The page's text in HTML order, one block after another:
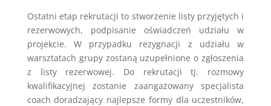
Ostatni etap rekrutacji to stworzenie listy przyjętych i
rezerwowych, podpisanie oświadczeń udziału w
projekcie. W przypadku rezygnacji z udziału w
warsztatach grupy zostaną uzupełnione o zgłoszenia
z listy rezerwowej. Do rekrutacji tj. rozmowy
kwalifikacyjnej zostanie zaangażowany specjalista
coach doradzający najlepsze formy dla uczestników,